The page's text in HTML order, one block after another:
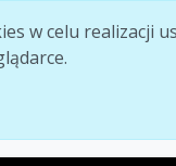
w celu realizacji